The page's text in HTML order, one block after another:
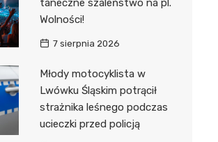
taneczne szaleństwo na pl.
Wolności!
7 sierpnia 2026
Młody motocyklista w
Lwówku Śląskim potrącił
strażnika leśnego podczas
ucieczki przed policją